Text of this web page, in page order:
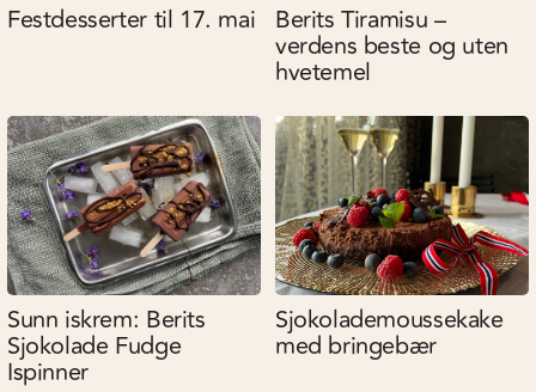
Festdesserter til 17. mai Berits Tiramisu –
verdens beste og uten
hvetemel
Sunn iskrem: Berits
Sjokolade Fudge
Ispinner
Sjokolademoussekake
med bringebær